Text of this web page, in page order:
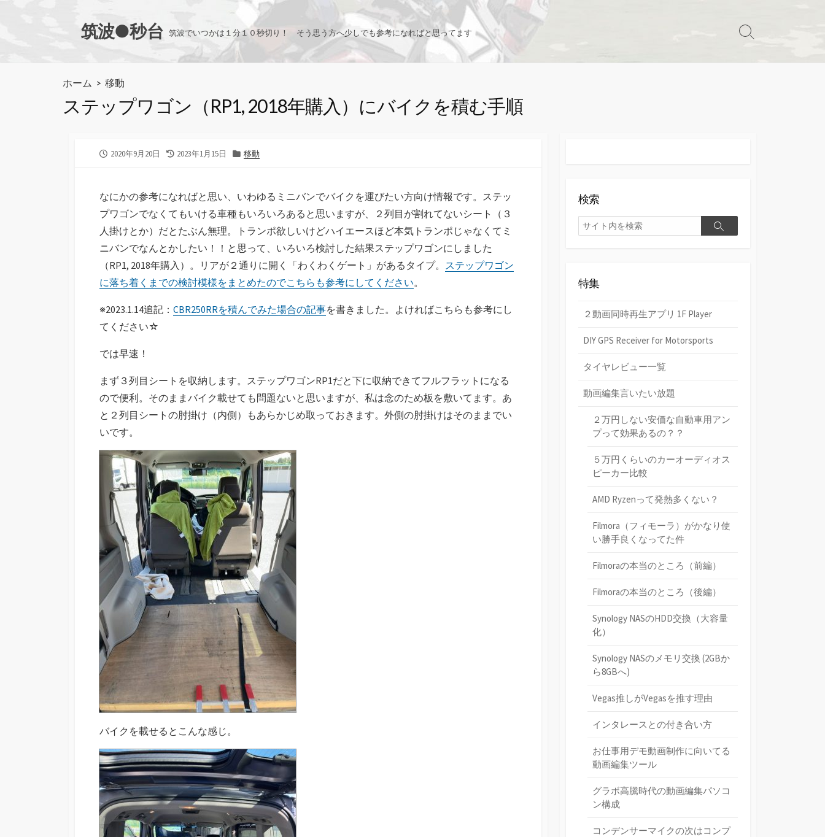
筑波●秒台 筑波でいつかは１分１０秒切り！ そう思う方へ少しでも参考になればと思ってます
検
切
ホーム > 移動
ステップワゴン（RP1, 2018年購入）にバイクを積む手順
公
2020年9月20日
最
日
2023年1月15日
カ
ー
移動
なにかの参考になればと思い、いわゆるミニバンでバイクを運びたい方向け情報です。ステッ
プワゴンでなくてもいける車種もいろいろあると思いますが、２列目が割れてないシート（３
人掛けとか）だとたぶん無理。トランポ欲しいけどハイエースほど本気トランポじゃなくてミ
ニバンでなんとかしたい！！と思って、いろいろ検討した結果ステップワゴンにしました
（RP1, 2018年購入）。リアが２通りに開く「わくわくゲート」があるタイプ。 ステップワゴン
に落ち着くまでの検討模様をまとめたのでこちらも参考にしてください。
※2023.1.14追記： CBR250RRを積んでみた場合の記事を書きました。よければこちらも参考にし
てください☆
では早速！
まず３列目シートを収納します。ステップワゴンRP1だと下に収納できてフルフラットになる
ので便利。そのままバイク載せても問題ないと思いますが、私は念のため板を敷いてます。あ
と２列目シートの肘掛け（内側）もあらかじめ取っておきます。外側の肘掛けはそのままでい
いです。
バイクを載せるとこんな感じ。
検索
検
索
検
特集
２動画同時再生アプリ 1F Player
DIY GPS Receiver for Motorsports
タイヤレビュー一覧
動画編集言いたい放題
２万円しない安価な自動車用アン
プって効果あるの？？
５万円くらいのカーオーディオス
ピーカー比較
AMD Ryzenって発熱多くない？
Filmora（フィモーラ）がかなり使
い勝手良くなってた件
Filmoraの本当のところ（前編）
Filmoraの本当のところ（後編）
Synology NASのHDD交換（大容量
化）
Synology NASのメモリ交換 (2GBか
ら8GBへ)
Vegas推しがVegasを推す理由
インタレースとの付き合い方
お仕事用デモ動画制作に向いてる
動画編集ツール
グラボ高騰時代の動画編集パソコ
ン構成
コンデンサーマイクの次はコンプ